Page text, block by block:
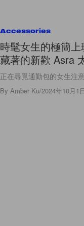
Accessories
時髦女生的極簡
藏著的新歡 Asra
正在尋覓通勤包的女生注意
By Amber Ku/2024年10月1